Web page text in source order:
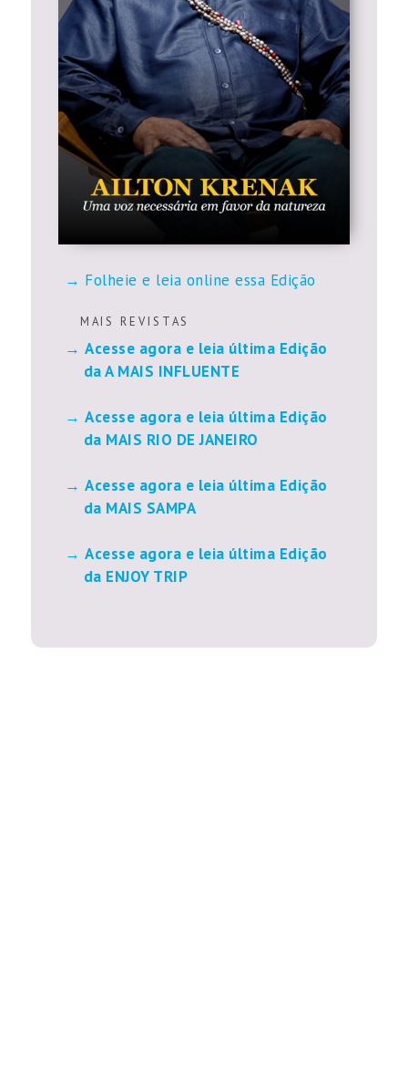
Folheie e leia online essa Edição
M A I S R E V I S T A S
Acesse agora e leia última Edição
da A MAIS INFLUENTE
Acesse agora e leia última Edição
da MAIS RIO DE JANEIRO
Acesse agora e leia última Edição
da MAIS SAMPA
Acesse agora e leia última Edição
da ENJOY TRIP